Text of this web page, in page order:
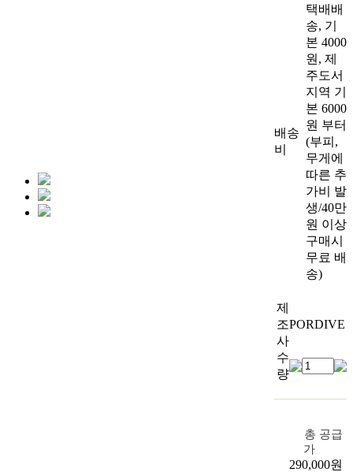
배송
비
택배배
송, 기
본 4000
원, 제
주도서
지역 기
본 6000
원 부터
(부피,
무게에
따른 추
가비 발
생/40만
원 이상
구매시
무료 배
송)
제
조
사
PORDIVE
수
량
총 공급
가
290,000원